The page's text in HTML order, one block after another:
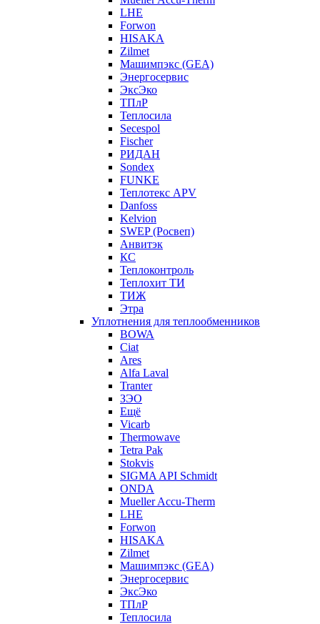
LHE
Forwon
HISAKA
Zilmet
Машимпэкс (GEA)
Энергосервис
ЭксЭко
ТПлР
Теплосила
Secespol
Fischer
РИДАН
Sondex
FUNKE
Теплотекс APV
Danfoss
Kelvion
SWEP (Росвеп)
Анвитэк
КС
Теплоконтроль
Теплохит ТИ
ТИЖ
Этра
Уплотнения для теплообменников
BOWA
Ciat
Ares
Alfa Laval
Tranter
ЗЭО
Ещё
Vicarb
Thermowave
Tetra Pak
Stokvis
SIGMA API Schmidt
ONDA
Mueller Accu-Therm
LHE
Forwon
HISAKA
Zilmet
Машимпэкс (GEA)
Энергосервис
ЭксЭко
ТПлР
Теплосила